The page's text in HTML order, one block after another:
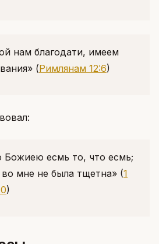
нам благодати, имеем
(Римлянам 12:6)
Божиею есмь то, что есмь;
во мне не была тщетна» (1
)